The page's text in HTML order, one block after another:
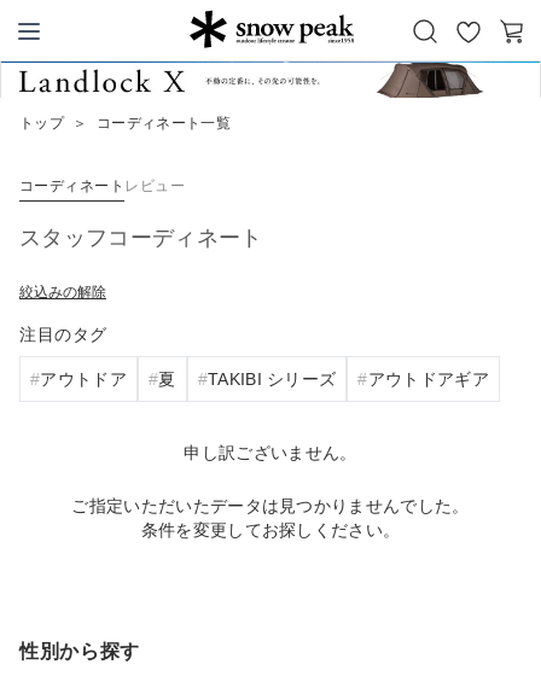
Snow Peak
お
気
カ
トップ ＞ コーディネート一覧
コーディネート レビュー
スタッフコーディネート
絞込みの解除
注目のタグ
アウトドア 夏 TAKIBI シリーズ アウトドアギア
申し訳ございません。
ご指定いただいたデータは見つかりませんでした。
条件を変更してお探しください。
性別から探す